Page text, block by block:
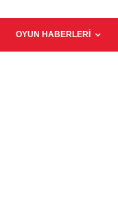
OYUN HABERLERI